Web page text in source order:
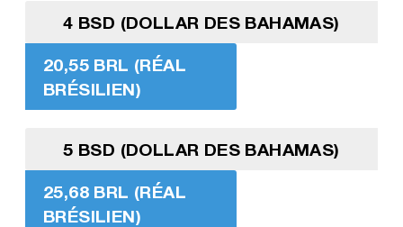
4 BSD (DOLLAR DES BAHAMAS)
20,55 BRL (RÉAL
BRÉSILIEN)
5 BSD (DOLLAR DES BAHAMAS)
25,68 BRL (RÉAL
BRÉSILIEN)